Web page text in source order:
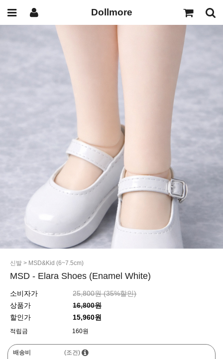
Dollmore
신발 > MSD&Kid (6~7.5cm)
MSD - Elara Shoes (Enamel White)
소비자가 25,800원 (35%할인)
상품가
16,800원
할인가
15,960원
적립금 160원
배송비
(조건)